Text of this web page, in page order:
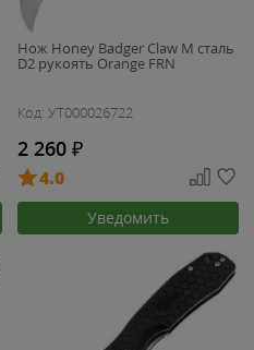
Нож Honey Badger Claw M сталь
D2 рукоять Orange FRN
Код: УТ000026722
2 260 ₽
4.0
Уведомить